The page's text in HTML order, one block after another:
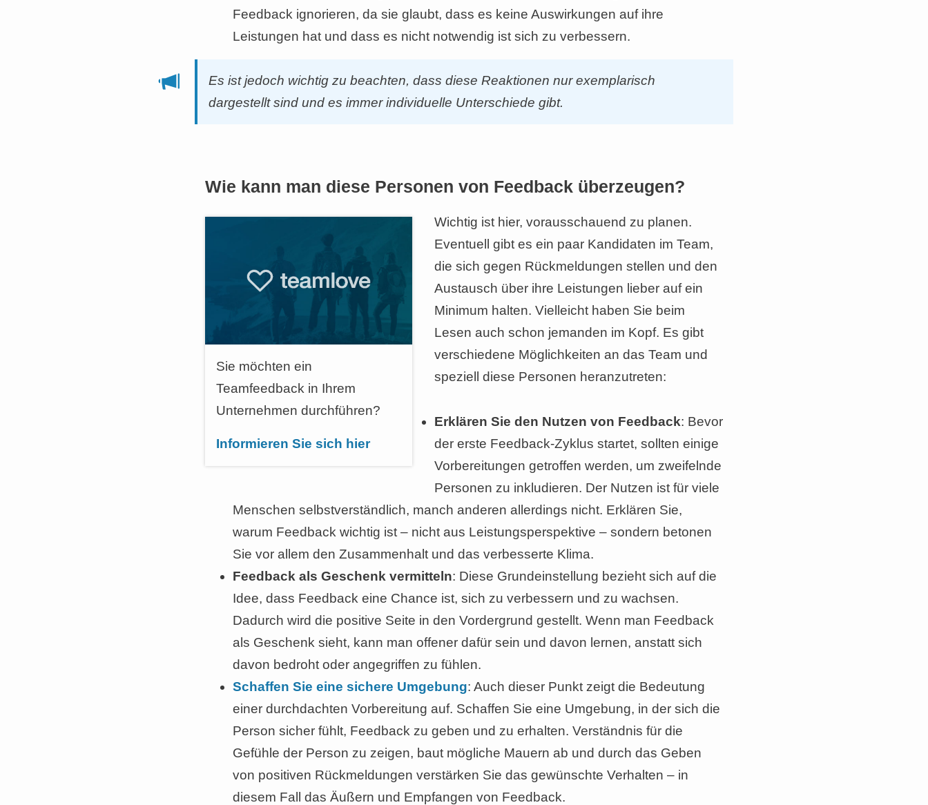
Feedback ignorieren, da sie glaubt, dass es keine Auswirkungen auf ihre
Leistungen hat und dass es nicht notwendig ist sich zu verbessern.
Es ist jedoch wichtig zu beachten, dass diese Reaktionen nur exemplarisch
dargestellt sind und es immer individuelle Unterschiede gibt.
Wie kann man diese Personen von Feedback überzeugen?
Sie möchten ein
Teamfeedback in Ihrem
Unternehmen durchführen?
Informieren Sie sich hier
Wichtig ist hier, vorausschauend zu planen.
Eventuell gibt es ein paar Kandidaten im Team,
die sich gegen Rückmeldungen stellen und den
Austausch über ihre Leistungen lieber auf ein
Minimum halten. Vielleicht haben Sie beim
Lesen auch schon jemanden im Kopf. Es gibt
verschiedene Möglichkeiten an das Team und
speziell diese Personen heranzutreten:
Erklären Sie den Nutzen von Feedback: Bevor
der erste Feedback-Zyklus startet, sollten einige
Vorbereitungen getroffen werden, um zweifelnde
Personen zu inkludieren. Der Nutzen ist für viele
Menschen selbstverständlich, manch anderen allerdings nicht. Erklären Sie,
warum Feedback wichtig ist – nicht aus Leistungsperspektive – sondern betonen
Sie vor allem den Zusammenhalt und das verbesserte Klima.
Feedback als Geschenk vermitteln: Diese Grundeinstellung bezieht sich auf die
Idee, dass Feedback eine Chance ist, sich zu verbessern und zu wachsen.
Dadurch wird die positive Seite in den Vordergrund gestellt. Wenn man Feedback
als Geschenk sieht, kann man offener dafür sein und davon lernen, anstatt sich
davon bedroht oder angegriffen zu fühlen.
Schaffen Sie eine sichere Umgebung: Auch dieser Punkt zeigt die Bedeutung
einer durchdachten Vorbereitung auf. Schaffen Sie eine Umgebung, in der sich die
Person sicher fühlt, Feedback zu geben und zu erhalten. Verständnis für die
Gefühle der Person zu zeigen, baut mögliche Mauern ab und durch das Geben
von positiven Rückmeldungen verstärken Sie das gewünschte Verhalten – in
diesem Fall das Äußern und Empfangen von Feedback.